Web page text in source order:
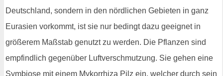
Deutschland, sondern in den nördlichen Gebieten in ganz
Eurasien vorkommt, ist sie nur bedingt dazu geeignet in
größerem Maßstab genutzt zu werden. Die Pflanzen sind
empfindlich gegenüber Luftverschmutzung. Sie gehen eine
Symbiose mit einem Mykorrhiza Pilz ein, welcher durch sein